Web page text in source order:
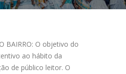
BAIRRO: O objetivo do
ao hábito da
de público leitor. O